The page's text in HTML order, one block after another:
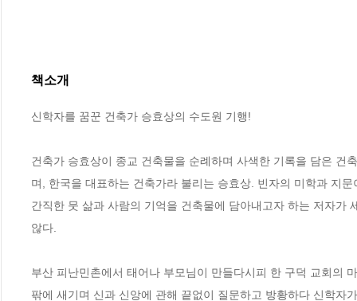
책소개
신학자를 꿈꾼 건축가 승효상의 수도원 기행!
건축가 승효상이 종교 건축물을 순례하며 사색한 기록을 담은 건
며, 한국을 대표하는 건축가라 불리는 승효상. 빈자의 미학과 지
간직한 뭇 삶과 사람의 기억을 건축물에 담아내고자 하는 저자가
않다.
부산 피난민촌에서 태어나 부모님이 만들다시피 한 구덕 교회의
팎에 새기며 신과 신앙에 관해 끝없이 질문하고 방황하다 신학자